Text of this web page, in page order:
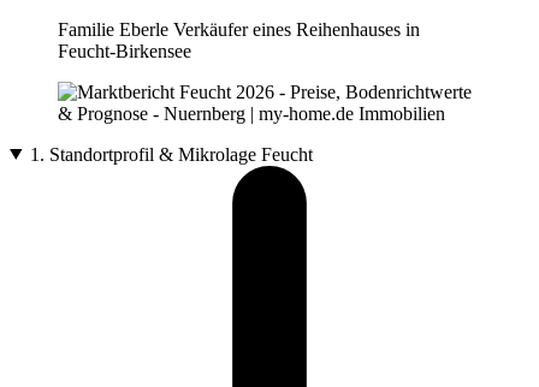
Familie Eberle Verkäufer eines Reihenhauses in
Feucht-Birkensee
1. Standortprofil & Mikrolage Feucht